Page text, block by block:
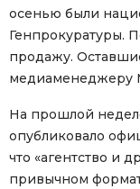
осенью были
Генпрокуратуры.
продажу.
медиаменеджеру
На прошлой
опубликовало
что «агентство и
привычном